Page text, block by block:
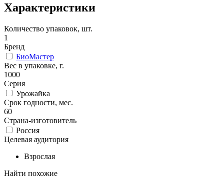
Характеристики
Количество упаковок, шт.
1
Бренд
БиоМастер
Вес в упаковке, г.
1000
Серия
Урожайка
Срок годности, мес.
60
Страна-изготовитель
Россия
Целевая аудитория
Взрослая
Найти похожие